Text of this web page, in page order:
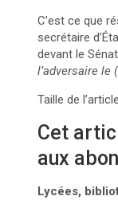
C’est ce que
secrétaire
devant le
l’adversaire le
Taille de
Cet
aux
Lycées,